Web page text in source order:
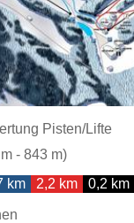
Pisten/Lifte
- 843 m)
km 2,2 km 0,2 km